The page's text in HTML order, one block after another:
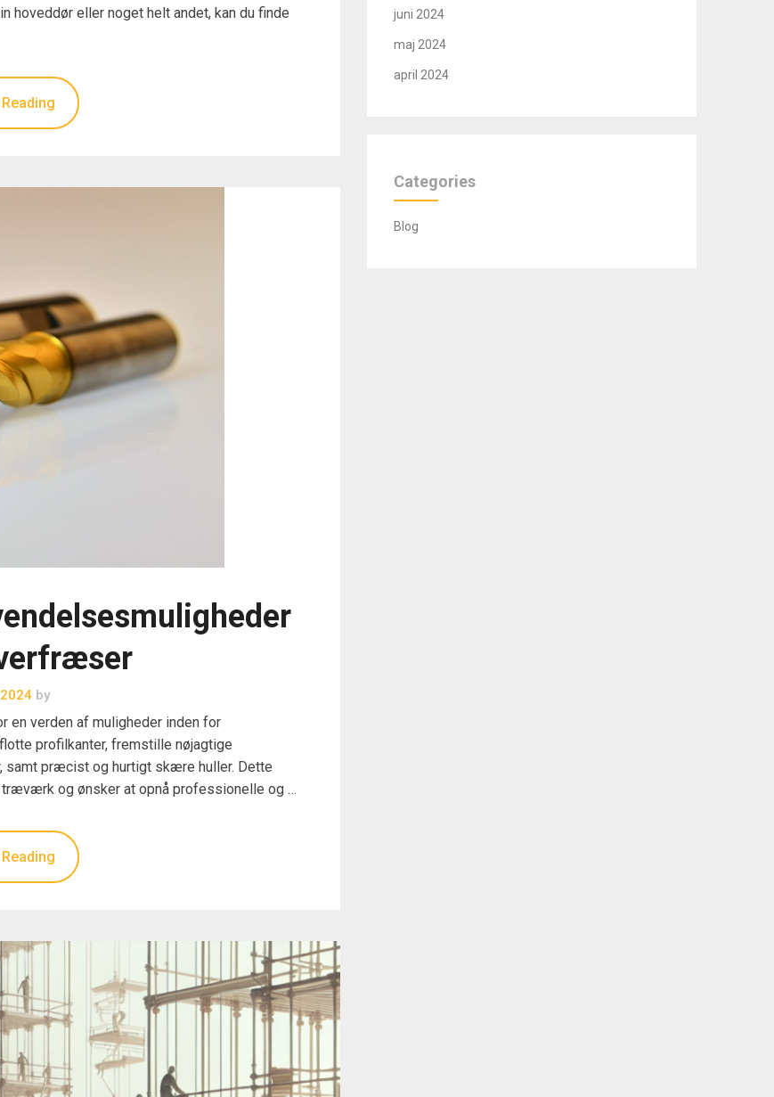
hoveddør eller noget helt andet, kan du finde
by
verden af muligheder inden for
profilkanter, fremstille nøjagtige
samt præcist og hurtigt skære huller. Dette
og ønsker at opnå professionelle og …
juni 2024
maj 2024
april 2024
Categories
Blog